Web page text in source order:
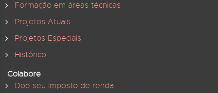
Formação em áreas técnicas
Projetos Atuais
Projetos Especiais
Histórico
Colabore
Doe seu Imposto de renda